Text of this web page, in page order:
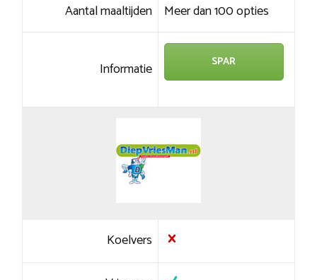
Aantal maaltijden Meer dan 100 opties
Informatie SPAR
Koelvers